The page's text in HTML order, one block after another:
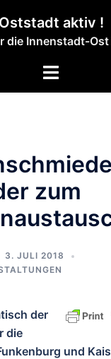
Oststadt aktiv !
die Innenstadt-
Menü
zum
3. JULI 2018
der
die
und